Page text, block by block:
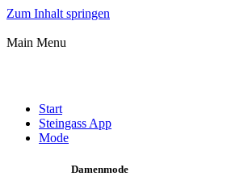
Zum Inhalt springen
Main Menu
Start
Steingass App
Mode
Damenmode